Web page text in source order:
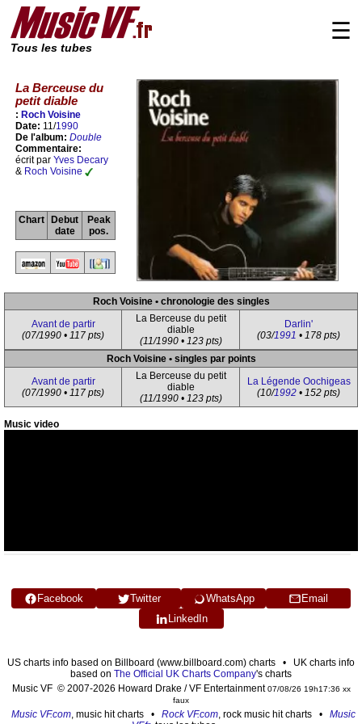
Tous les tubes
☰
La Berceuse du
petit diable
: Roch Voisine
Date: 11/1990
De l'album: Double
Commentaire:
écrit par Yves Decary
& Roch Voisine
Chart
Debut
date
Peak
pos.
Roch Voisine • chronologie des singles
Avant de partir
(07/1990 • 117 pts)
La Berceuse du petit
diable
(11/1990 • 123 pts)
Darlin'
(03/1991 • 178 pts)
Roch Voisine • singles par points
Avant de partir
(07/1990 • 117 pts)
La Berceuse du petit
diable
(11/1990 • 123 pts)
La Légende Oochigeas
(10/1992 • 152 pts)
Music video
Facebook Twitter WhatsApp
Email
LinkedIn
US charts info based on Billboard (www.billboard.com) charts • UK charts info
based on The Official UK Charts Company's charts
Music VF © 2007-2026 Howard Drake / VF Entertainment07/08/26 19h17:36 xx
faux
Music VF.com, music hit charts • Rock VF.com, rock music hit charts • Music